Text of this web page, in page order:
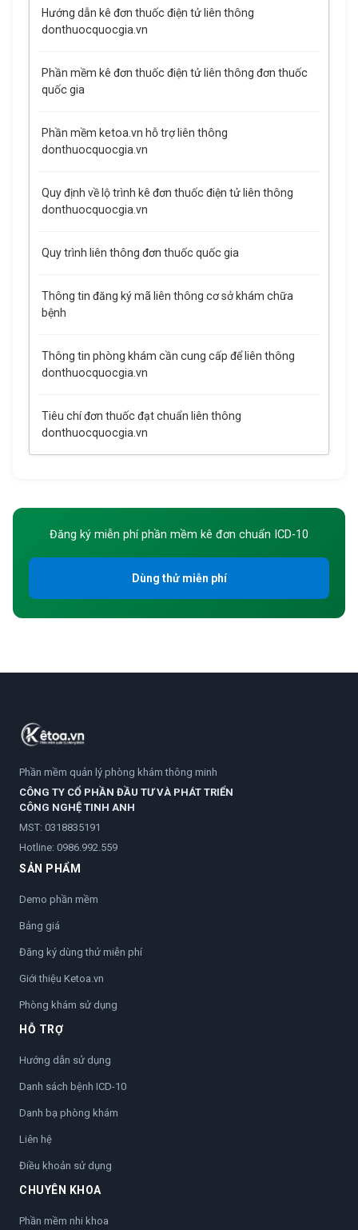
Hướng dẫn kê đơn thuốc điện tử liên thông
donthuocquocgia.vn
Phần mềm kê đơn thuốc điện tử liên thông đơn thuốc
quốc gia
Phần mềm ketoa.vn hỗ trợ liên thông
donthuocquocgia.vn
Quy định về lộ trình kê đơn thuốc điện tử liên thông
donthuocquocgia.vn
Quy trình liên thông đơn thuốc quốc gia
Thông tin đăng ký mã liên thông cơ sở khám chữa
bệnh
Thông tin phòng khám cần cung cấp để liên thông
donthuocquocgia.vn
Tiêu chí đơn thuốc đạt chuẩn liên thông
donthuocquocgia.vn
Đăng ký miễn phí phần mềm kê đơn chuẩn ICD-10
Dùng thử miễn phí
Phần mềm quản lý phòng khám thông minh
CÔNG TY CỔ PHẦN ĐẦU TƯ VÀ PHÁT TRIỂN
CÔNG NGHỆ TINH ANH
MST: 0318835191
Hotline: 0986.992.559
SẢN PHẨM
Demo phần mềm
Bảng giá
Đăng ký dùng thử miễn phí
Giới thiệu Ketoa.vn
Phòng khám sử dụng
HỖ TRỢ
Hướng dẫn sử dụng
Danh sách bệnh ICD-10
Danh bạ phòng khám
Liên hệ
Điều khoản sử dụng
CHUYÊN KHOA
Phần mềm nhi khoa